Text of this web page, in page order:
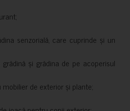
senzorială, care cuprinde și un
și grădina de pe acoperisul
de exterior și plante;